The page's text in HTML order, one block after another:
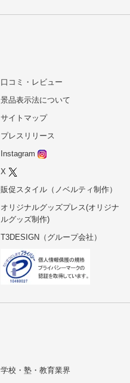
口コミ・レビュー
景品表示法について
サイトマップ
プレスリリース
Instagram
X
販促スタイル（ノベルティ制作）
オリジナルグッズプレス(オリジナ
ルグッズ制作)
T3DESIGN（グループ会社）
学校・塾・教育業界